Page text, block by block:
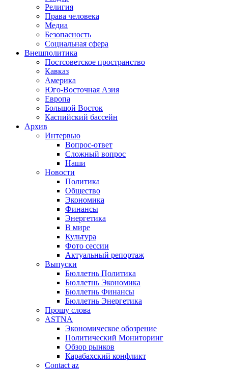
Религия
Права человека
Медиа
Безопасность
Социальная сфера
Внешполитика
Постсоветское пространство
Кавказ
Америка
Юго-Восточная Азия
Европа
Большой Восток
Каспийский бассейн
Архив
Интервью
Вопрос-ответ
Сложный вопрос
Наши
Новости
Политика
Общество
Экономика
Финансы
Энергетика
В мире
Культура
Фото сессии
Актуальный репортаж
Выпуски
Бюллетнь Политика
Бюллетнь Экономика
Бюллетнь Финансы
Бюллетнь Энергетика
Прошу слова
ASTNA
Экономическое обозрение
Политический Мониторинг
Обзор рынков
Карабахский конфликт
Contact az